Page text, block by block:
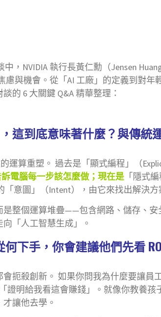
中，NVIDIA 執行長黃仁勳（Jensen
與機會。從「AI 工廠」的定義到對年
的 6 大關鍵 Q&A 精華整理：
這到底意味著什麼？與傳統
運算重塑。 過去是「顯式編程」（
電腦每一步該怎麼做；現在是「隱式編
「意圖」（Intent），由它來找出解決方
是整個運算堆疊——包含網路、儲存、
「人工智慧生成」。
下手，你會建議他們先看
扼殺創新。 如果你問我為什麼要讓員
證明給我看這會賺錢」。就像你教養孩
讓他去學。